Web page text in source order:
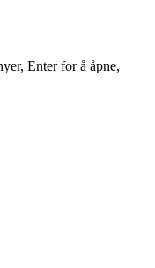
Enter for å åpne,